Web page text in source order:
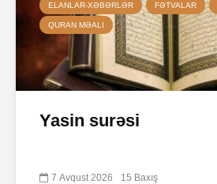
ELANLAR-XƏBƏRLƏR FƏTVALAR
QURAN MƏALI
Yasin surəsi
7 Avqust 2026 15 Baxış